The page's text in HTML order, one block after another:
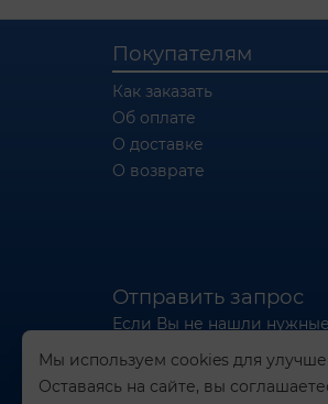
Покупателям
Как заказать
Об оплате
О доставке
О возврате
Отправить запрос
Если Вы не нашли
отправьте нам запрос -
Отправить запрос
Мы используем cookies для
Оставаясь на сайте, вы